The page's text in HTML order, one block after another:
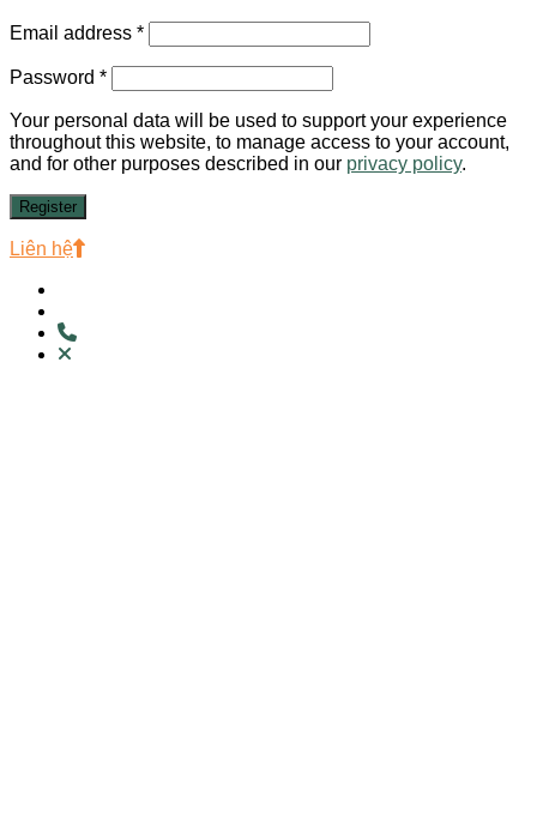
Email address *
Password *
Your personal data will be used to support your experience
throughout this website, to manage access to your account,
and for other purposes described in our privacy policy.
Register
Liên hệ